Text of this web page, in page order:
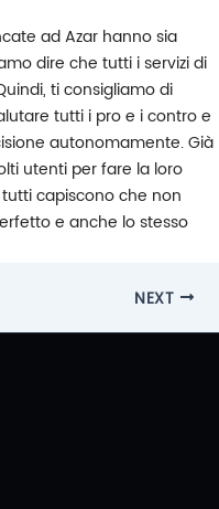
ad Azar hanno sia
dire che tutti i servizi di
ti consigliamo di
tutti i pro e i contro e
autonomamente. Già
utenti per fare la loro
tutti capiscono che non
e anche lo stesso
NEXT